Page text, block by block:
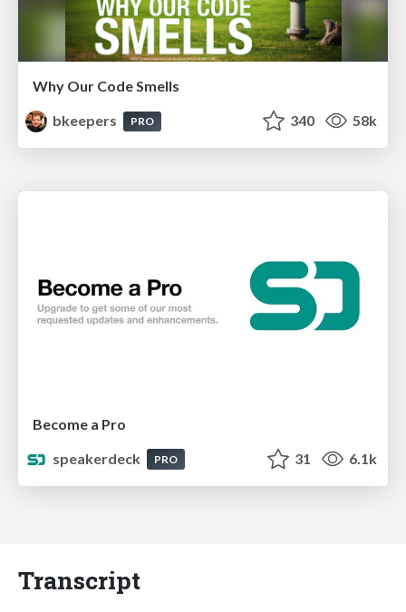
Why Our Code Smells
bkeepers
PRO 340 58k
Become a Pro
speakerdeck
PRO 31 6.1k
Transcript